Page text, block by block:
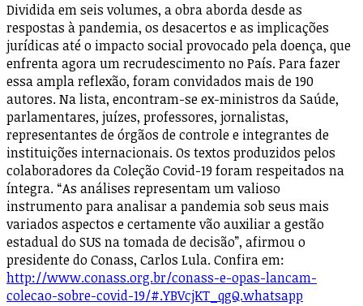
Dividida em seis volumes, a obra aborda desde as
respostas à pandemia, os desacertos e as implicações
jurídicas até o impacto social provocado pela doença, que
enfrenta agora um recrudescimento no País. Para fazer
essa ampla reflexão, foram convidados mais de 190
autores. Na lista, encontram-se ex-ministros da Saúde,
parlamentares, juízes, professores, jornalistas,
representantes de órgãos de controle e integrantes de
instituições internacionais. Os textos produzidos pelos
colaboradores da Coleção Covid-19 foram respeitados na
íntegra. “As análises representam um valioso
instrumento para analisar a pandemia sob seus mais
variados aspectos e certamente vão auxiliar a gestão
estadual do SUS na tomada de decisão”, afirmou o
presidente do Conass, Carlos Lula. Confira em:
http://www.conass.org.br/conass-e-opas-lancam-
colecao-sobre-covid-19/#.YBVcjKT_qgQ.whatsapp